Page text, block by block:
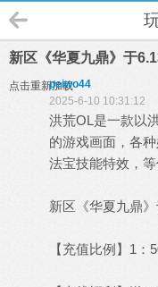
新区《华夏九鼎》于
点击重新加载
peiwo44
2025-6-10 10:31:12
洪荒OL是一款以
的游戏画面，各
法宝技能特效，等
新区《华夏九鼎
【充值比例】1：